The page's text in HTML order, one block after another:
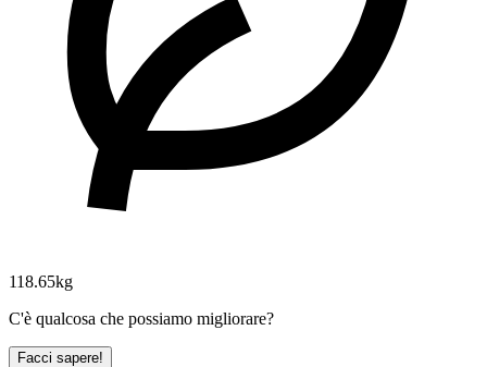
118.65kg
C'è qualcosa che possiamo migliorare?
Facci sapere!